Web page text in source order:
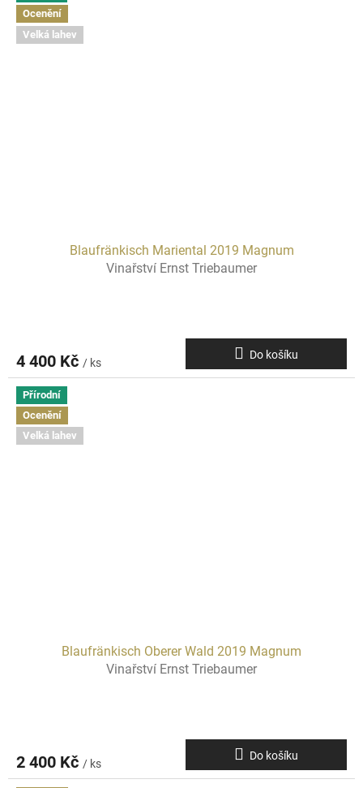
Ocenění
Velká lahev
Blaufränkisch Mariental 2019 Magnum
Vinařství Ernst Triebaumer
4 400 Kč / ks
Do košíku
Přírodní
Ocenění
Velká lahev
Blaufränkisch Oberer Wald 2019 Magnum
Vinařství Ernst Triebaumer
2 400 Kč / ks
Do košíku